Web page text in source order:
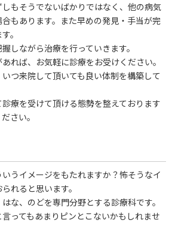
もそうでないばかりではなく、他の病気
もあります。また早めの発見・手当が完
。
しながら治療を行っていきます。
れば、お気軽に診療をお受けください。
つ来院して頂いても良い体制を構築して
療を受けて頂ける態勢を整えております
さい。
うイメージをもたれますか？怖そうなイ
れると思います。
な、のどを専門分野とする診療科です。
言ってもあまりピンとこないかもしれませ